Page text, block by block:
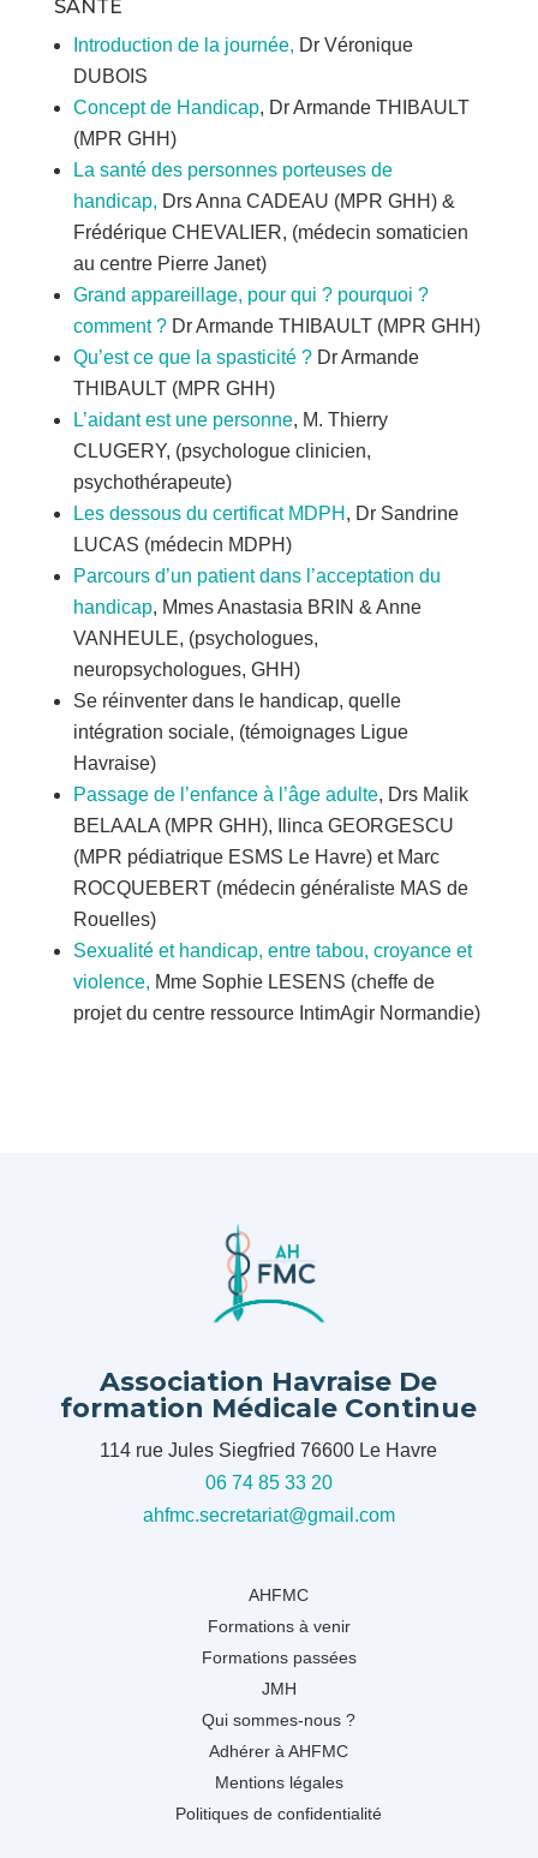
SANTE
Introduction de la journée, Dr Véronique
DUBOIS
Concept de Handicap, Dr Armande THIBAULT
(MPR GHH)
La santé des personnes porteuses de
handicap, Drs Anna CADEAU (MPR GHH) &
Frédérique CHEVALIER, (médecin somaticien
au centre Pierre Janet)
Grand appareillage, pour qui ? pourquoi ?
comment ?Dr Armande THIBAULT (MPR GHH)
Qu’est ce que la spasticité ?Dr Armande
THIBAULT (MPR GHH)
L’aidant est une personne, M. Thierry
CLUGERY, (psychologue clinicien,
psychothérapeute)
Les dessous du certificat MDPH , Dr Sandrine
LUCAS (médecin MDPH)
Parcours d’un patient dans l’acceptation du
handicap, Mmes Anastasia BRIN & Anne
VANHEULE, (psychologues,
neuropsychologues, GHH)
Se réinventer dans le handicap, quelle
intégration sociale, (témoignages Ligue
Havraise)
Passage de l’enfance à l’âge adulte, Drs Malik
BELAALA (MPR GHH), Ilinca GEORGESCU
(MPR pédiatrique ESMS Le Havre) et Marc
ROCQUEBERT (médecin généraliste MAS de
Rouelles)
Sexualité et handicap, entre tabou, croyance et
violence, Mme Sophie LESENS (cheffe de
projet du centre ressource IntimAgir Normandie)
Association Havraise De
formation Médicale Continue
114 rue Jules Siegfried 76600 Le Havre
06 74 85 33 20
ahfmc.secretariat@gmail.com
AHFMC
Formations à venir
Formations passées
JMH
Qui sommes-nous ?
Adhérer à AHFMC
Mentions légales
Politiques de confidentialité